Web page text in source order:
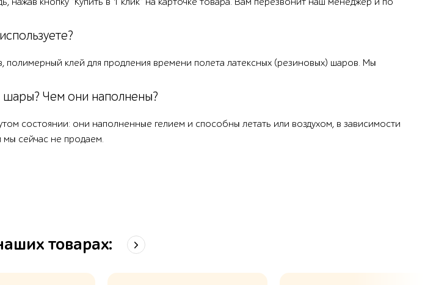
полимерный клей для продления времени полета латексных (резиновых) шаров. Мы
шары? Чем они наполнены?
состоянии: они наполненные гелием и способны летать или воздухом, в зависимости
сейчас не продаем.
товарах: